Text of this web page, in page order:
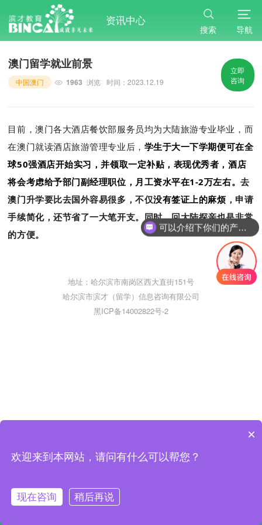
资讯中心
导航
搜索
澳门留学就业前景
中国澳门 1963 浏览 时间：2023.12.19
立即
咨询
目前，澳门各大酒店餐饮部服务员均为大陆旅游专业毕业，而
在澳门就读酒店旅游管理专业后， 学生于大一下学期便可在全
球50强酒店开始实习，并领取一定补贴，表现优秀者，酒店
将会考虑给予部门副经理职位，月工资水平在1-2万左右。去
澳门升学要比去国外容易很多，不仅没有签证上的麻烦，申请
手续简化，还节省了一大笔开支。同时，回大陆探亲也是非常
的方便。
地址：哈尔滨市南岗区西大直街151号
哈尔滨市滨才（留学）信息咨询有限公司
黑ICP备14002822号-2
可以介绍下你们的产品么
×
欢迎来到本网站，请问有什么可以帮您？
现在咨询 稍后再说